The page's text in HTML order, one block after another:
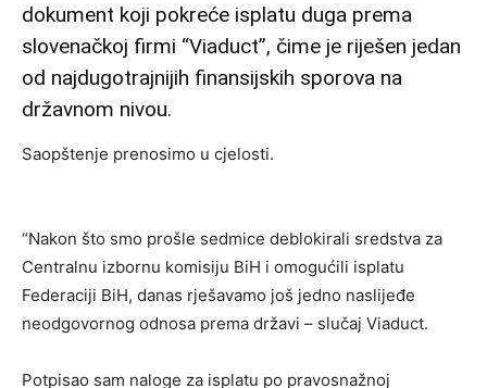
dokument koji pokreće isplatu duga prema
slovenačkoj firmi “Viaduct”, čime je riješen jedan
od najdugotrajnijih finansijskih sporova na
državnom nivou.
Saopštenje prenosimo u cjelosti.
“Nakon što smo prošle sedmice deblokirali sredstva za
Centralnu izbornu komisiju BiH i omogućili isplatu
Federaciji BiH, danas rješavamo još jedno naslijeđe
neodgovornog odnosa prema državi – slučaj Viaduct.
Potpisao sam naloge za isplatu po pravosnažnoj